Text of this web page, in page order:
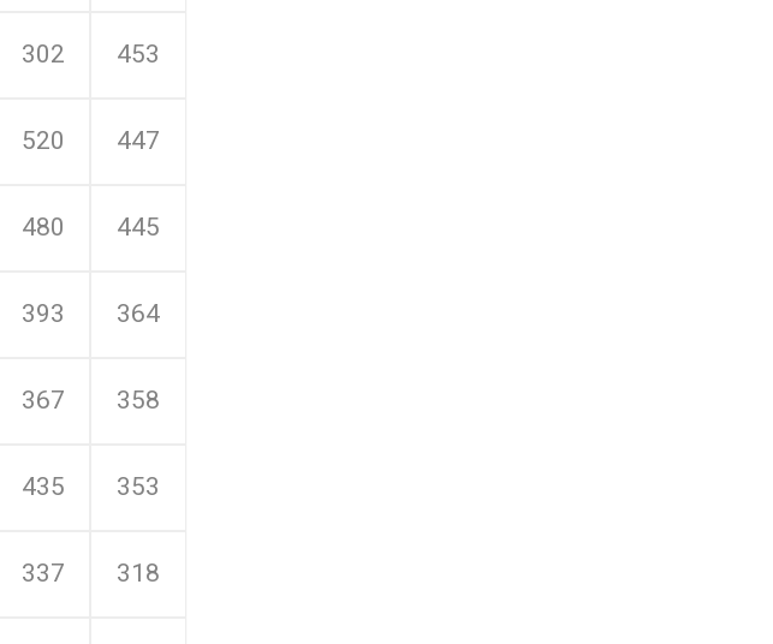
302 453
520 447
480 445
393 364
367 358
435 353
337 318